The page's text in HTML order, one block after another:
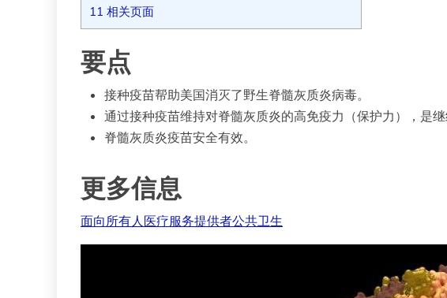
11 相关页面
要点
接种疫苗帮助美国消灭了野生脊髓灰质炎病毒。
通过接种疫苗维持对脊髓灰质炎的高免疫力（保护力），是
脊髓灰质炎疫苗安全有效。
更多信息
面向所有人 医疗服务提供者公共卫生